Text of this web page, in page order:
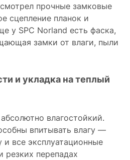
прочные замковые
сцепление планок и
у SPC Norland есть фаска,
замки от влаги, пыли
и укладка на теплый
влагостойкий.
впитывать влагу —
все эксплуатационные
резких перепадах